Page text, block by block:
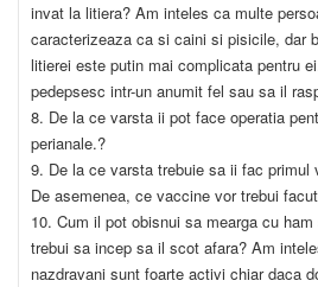
invat la litiera? Am inteles ca multe
caracterizeaza ca si caini si pisicile, dar
litierei este putin mai complicata pentru
pedepsesc intr-un anumit fel sau sa il
8. De la ce varsta ii pot face operatia
perianale.?
9. De la ce varsta trebuie sa ii fac primul
De asemenea, ce vaccine vor trebui
10. Cum il pot obisnui sa mearga cu
trebui sa incep sa il scot afara? Am
nazdravani sunt foarte activi chiar daca